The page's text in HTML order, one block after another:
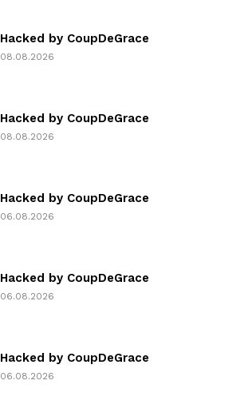
Hacked by CoupDeGrace
08.08.2026
Hacked by CoupDeGrace
08.08.2026
Hacked by CoupDeGrace
06.08.2026
Hacked by CoupDeGrace
06.08.2026
Hacked by CoupDeGrace
06.08.2026